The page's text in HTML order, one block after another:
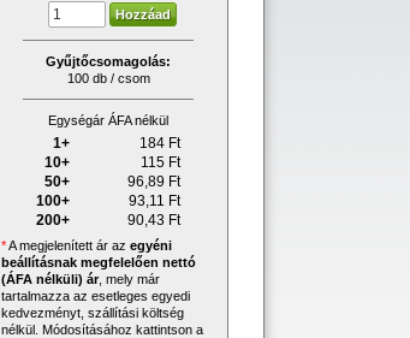
Gyűjtőcsomagolás:
100 db / csom
Egységár ÁFA nélkül
1+ 184 Ft
10+
115 Ft
50+
96,89 Ft
100+
93,11 Ft
200+
90,43 Ft
*A megjelenített ár az egyéni
beállításnak megfelelően nettó
(ÁFA nélküli) ár, mely már
tartalmazza az esetleges egyedi
kedvezményt, szállítási költség
nélkül. Módosításához kattintson a